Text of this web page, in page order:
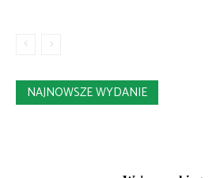
NAJNOWSZE WYDANIE